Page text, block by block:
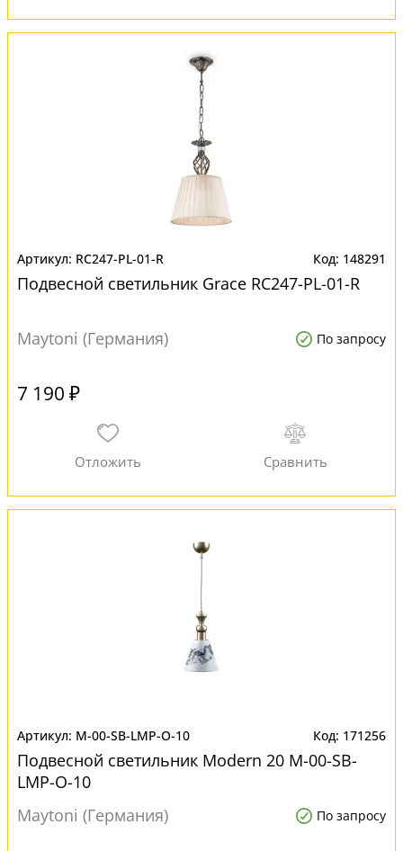
RC247-PL-01-R 148291
Подвесной светильник Grace RC247-PL-01-R
Maytoni (Германия) По запросу
7 190 ₽
M-00-SB-LMP-O-10 171256
Подвесной светильник Modern 20 M-00-SB-
LMP-O-10
Maytoni (Германия)
По запросу